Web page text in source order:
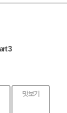
3
맛보기